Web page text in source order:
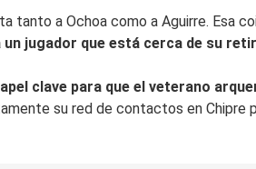
tanto a Ochoa como a Aguirre. Esa
jugador que está cerca de su
clave para que el veterano
su red de contactos en Chipre